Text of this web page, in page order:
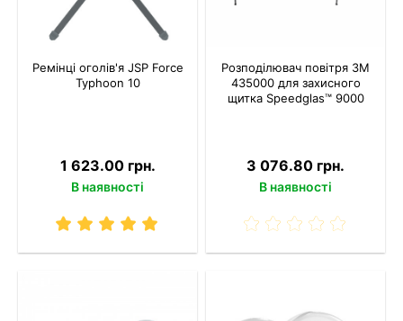
Ремінці оголів'я JSP Force
Typhoon 10
1 623.00 грн.
В наявності
Розподілювач повітря 3M
435000 для захисного
щитка Speedglas™ 9000
3 076.80 грн.
В наявності